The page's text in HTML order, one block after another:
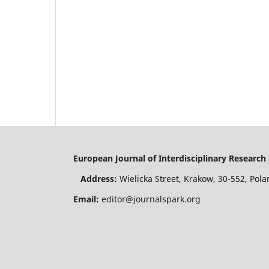
European Journal of Interdisciplinary
Address: Wielicka Street, Krakow, 30-552,
Email: editor@journalspark.org